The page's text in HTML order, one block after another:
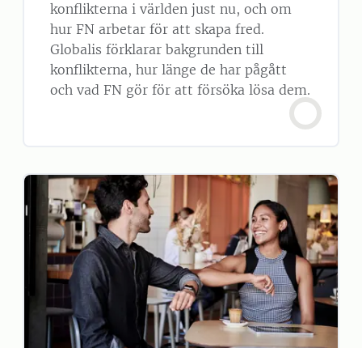
konflikterna i världen just nu, och om
hur FN arbetar för att skapa fred.
Globalis förklarar bakgrunden till
konflikterna, hur länge de har pågått
och vad FN gör för att försöka lösa dem.